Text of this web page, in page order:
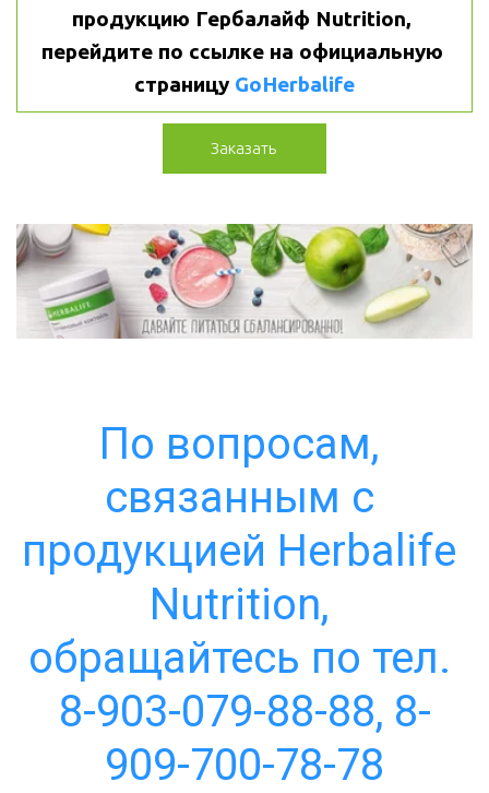
продукцию Гербалайф Nutrition,
перейдите по ссылке на официальную
страницу GoHerbalife
Заказать
По вопросам,
связанным с
продукцией Herbalife
Nutrition,
обращайтесь по тел.
8-903-079-88-88, 8-
909-700-78-78